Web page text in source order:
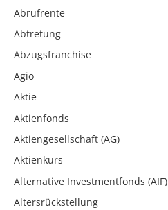
Abrufrente
Abtretung
Abzugsfranchise
Agio
Aktie
Aktienfonds
Aktiengesellschaft (AG)
Aktienkurs
Alternative Investmentfonds (AIF)
Altersrückstellung